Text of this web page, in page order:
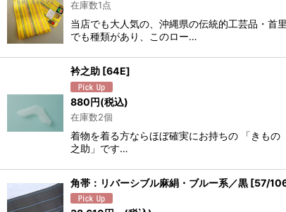
在庫数1点
当店でも大人気の、沖縄県の伝統的工芸品・首
でも種類があり、このロー…
衿之助 [64E]
880円(税込)
在庫数2個
着物を着る方ならほぼ確実にお持ちの 「きも
之助」です…
角帯：リバーシブル麻絹・ブルー系／黒 [57/